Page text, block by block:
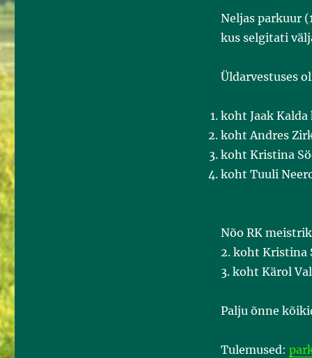
Neljas parkuur
kus selgitati
Üldarvestuses
koht Jaak Kalda
koht Andres
koht Kristina
koht Tuuli
Nõo RK
2. koht Kristina
3. koht Kärol
Palju õnne
Tulemused: